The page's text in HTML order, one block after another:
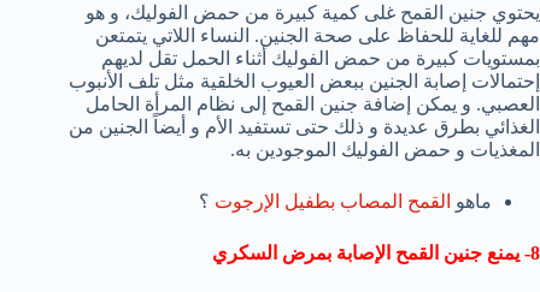
يحتوي جنين القمح غلى كمية كبيرة من حمض الفوليك، و هو
مهم للغاية للحفاظ على صحة الجنين. النساء اللاتي يتمتعن
بمستويات كبيرة من حمض الفوليك أثناء الحمل تقل لديهم
إحتمالات إصابة الجنين ببعض العيوب الخلقية مثل تلف الأنبوب
العصبي. و يمكن إضافة جنين القمح إلى نظام المرأة الحامل
الغذائي بطرق عديدة و ذلك حتى تستفيد الأم و أيضاً الجنين من
المغذيات و حمض الفوليك الموجودين به.
ماهو القمح المصاب بطفيل الإرجوت ؟
8- يمنع جنين القمح الإصابة بمرض السكري